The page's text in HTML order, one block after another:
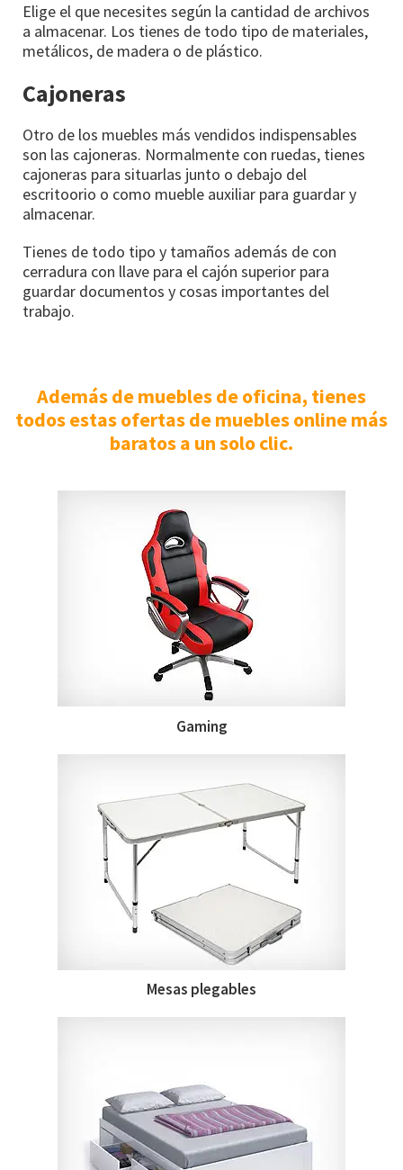
Elige el que necesites según la cantidad de archivos
a almacenar. Los tienes de todo tipo de materiales,
metálicos, de madera o de plástico.
Cajoneras
Otro de los muebles más vendidos indispensables
son las cajoneras. Normalmente con ruedas, tienes
cajoneras para situarlas junto o debajo del
escritoorio o como mueble auxiliar para guardar y
almacenar.
Tienes de todo tipo y tamaños además de con
cerradura con llave para el cajón superior para
guardar documentos y cosas importantes del
trabajo.
Además de muebles de oficina, tienes
todos estas ofertas de muebles online más
baratos a un solo clic.
Gaming
Mesas plegables